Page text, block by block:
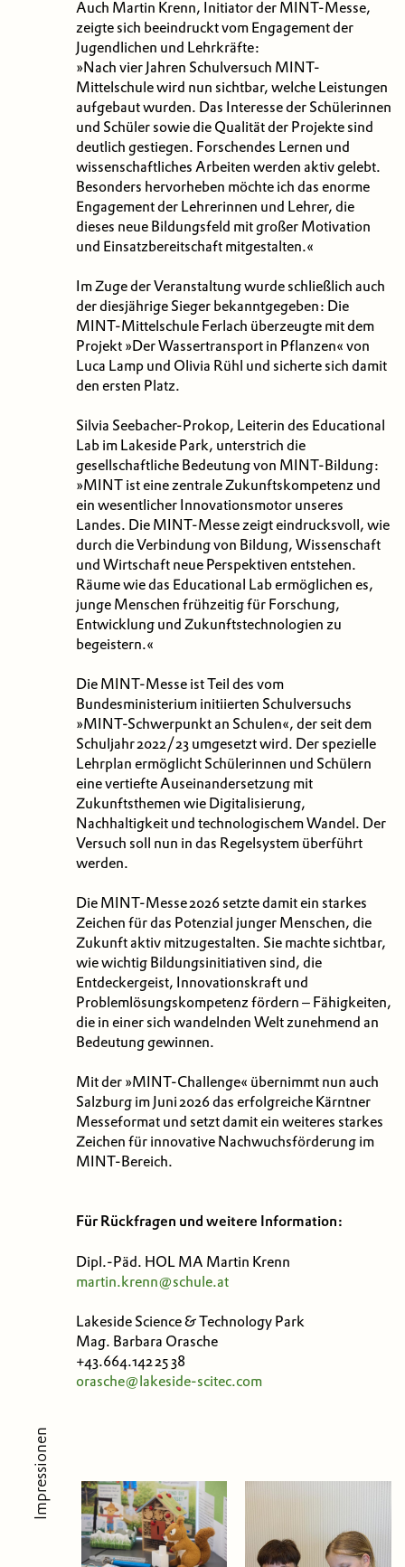
Auch Martin Krenn, Initiator der MINT-Messe,
zeigte sich beeindruckt vom Engagement der
Jugendlichen und Lehrkräfte:
»Nach vier Jahren Schulversuch MINT-
Mittelschule wird nun sichtbar, welche Leistungen
aufgebaut wurden. Das Interesse der Schülerinnen
und Schüler sowie die Qualität der Projekte sind
deutlich gestiegen. Forschendes Lernen und
wissenschaftliches Arbeiten werden aktiv gelebt.
Besonders hervorheben möchte ich das enorme
Engagement der Lehrerinnen und Lehrer, die
dieses neue Bildungsfeld mit großer Motivation
und Einsatzbereitschaft mitgestalten.«
Im Zuge der Veranstaltung wurde schließlich auch
der diesjährige Sieger bekanntgegeben: Die
MINT-Mittelschule Ferlach überzeugte mit dem
Projekt »Der Wassertransport in Pflanzen« von
Luca Lamp und Olivia Rühl und sicherte sich damit
den ersten Platz.
Silvia Seebacher-Prokop, Leiterin des Educational
Lab im Lakeside Park, unterstrich die
gesellschaftliche Bedeutung von MINT-Bildung:
»MINT ist eine zentrale Zukunftskompetenz und
ein wesentlicher Innovationsmotor unseres
Landes. Die MINT-Messe zeigt eindrucksvoll, wie
durch die Verbindung von Bildung, Wissenschaft
und Wirtschaft neue Perspektiven entstehen.
Räume wie das Educational Lab ermöglichen es,
junge Menschen frühzeitig für Forschung,
Entwicklung und Zukunftstechnologien zu
begeistern.«
Die MINT-Messe ist Teil des vom
Bundesministerium initiierten Schulversuchs
»MINT-Schwerpunkt an Schulen«, der seit dem
Schuljahr 2022/23 umgesetzt wird. Der spezielle
Lehrplan ermöglicht Schülerinnen und Schülern
eine vertiefte Auseinandersetzung mit
Zukunftsthemen wie Digitalisierung,
Nachhaltigkeit und technologischem Wandel. Der
Versuch soll nun in das Regelsystem überführt
werden.
Die MINT-Messe 2026 setzte damit ein starkes
Zeichen für das Potenzial junger Menschen, die
Zukunft aktiv mitzugestalten. Sie machte sichtbar,
wie wichtig Bildungsinitiativen sind, die
Entdeckergeist, Innovationskraft und
Problemlösungskompetenz fördern – Fähigkeiten,
die in einer sich wandelnden Welt zunehmend an
Bedeutung gewinnen.
Mit der »MINT-Challenge« übernimmt nun auch
Salzburg im Juni 2026 das erfolgreiche Kärntner
Messeformat und setzt damit ein weiteres starkes
Zeichen für innovative Nachwuchsförderung im
MINT-Bereich.
Für Rückfragen und weitere Information:
Dipl.-Päd. HOL MA Martin Krenn
martin.krenn@schule.at
Lakeside Science & Technology Park
Mag. Barbara Orasche
+43.664.142 25 38
orasche@lakeside-scitec.com
Impressionen